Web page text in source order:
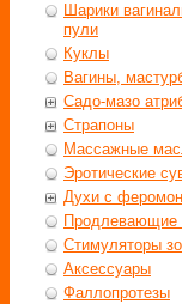
Шарики
пули
Куклы
Вагины,
Садо-мазо
Страпоны
Массажные
Эротические
Духи с
Продлевающие
Стимуляторы
Аксессуары
Фаллопротезы